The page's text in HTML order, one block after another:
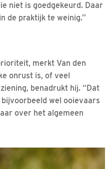
niet is goedgekeurd. Daar
de praktijk te weinig.”
merkt Van den
onrust is, of veel
benadrukt hij. “Dat
wel ooievaars
over het algemeen